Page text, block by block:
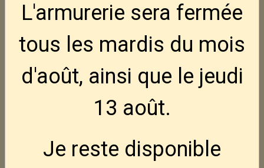
L'armurerie sera fermée
tous les mardis du mois
d'août, ainsi que le jeudi
13 août.
Je reste disponible